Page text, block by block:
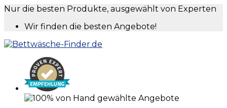
Nur die besten Produkte, ausgewählt von Experten
Wir finden die besten Angebote!